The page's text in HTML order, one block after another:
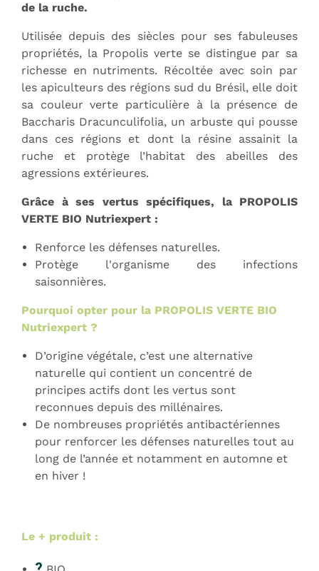
de la ruche.
Utilisée depuis des siècles pour ses fabuleuses
propriétés, la Propolis verte se distingue par sa
richesse en nutriments. Récoltée avec soin par
les apiculteurs des régions sud du Brésil, elle doit
sa couleur verte particulière à la présence de
Baccharis Dracunculifolia, un arbuste qui pousse
dans ces régions et dont la résine assainit la
ruche et protège l’habitat des abeilles des
agressions extérieures.
Grâce à ses vertus spécifiques, la PROPOLIS
VERTE BIO Nutriexpert :
Renforce les défenses naturelles.
Protège l'organisme des infections
saisonnières.
Pourquoi opter pour la PROPOLIS VERTE BIO
Nutriexpert ?
D’origine végétale, c’est une alternative
naturelle qui contient un concentré de
principes actifs dont les vertus sont
reconnues depuis des millénaires.
De nombreuses propriétés antibactériennes
pour renforcer les défenses naturelles tout au
long de l’année et notamment en automne et
en hiver !
Le + produit :